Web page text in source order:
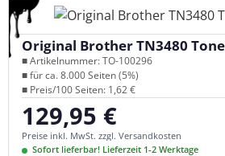
Original Brother TN3480
■ Artikelnummer: TO-100296
■ für ca. 8.000 Seiten (5%)
■ Preis/100 Seiten: 1,62 €
Regulärer Preis:
129,95 €
Preise inkl. MwSt. zzgl. Versandkosten
Sofort lieferbar! Lieferzeit 1-2 Werktage